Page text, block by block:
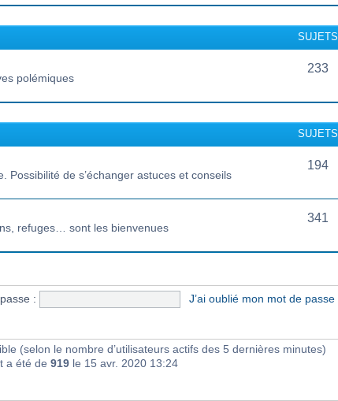
SUJETS
polémiques
233
SUJETS
de s’échanger astuces et conseils
194
refuges… sont les bienvenues
341
: J’ai oublié mon mot de passe
(selon le nombre d’utilisateurs actifs des 5 dernières minutes)
a été de 919 le 15 avr. 2020 13:24